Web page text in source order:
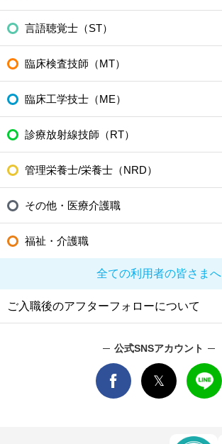
言語聴覚士（ST）
臨床検査技師（MT）
臨床工学技士（ME）
診療放射線技師（RT）
管理栄養士/栄養士（NRD）
その他・医療介護職
福祉・介護職
全ての利用者の皆さまへ
ご入職後のアフターフォローについて
公式SNSアカウント